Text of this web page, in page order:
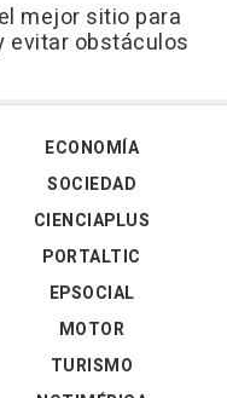
mejor sitio para
evitar obstáculos
ECONOMÍA
SOCIEDAD
CIENCIAPLUS
PORTALTIC
EPSOCIAL
MOTOR
TURISMO